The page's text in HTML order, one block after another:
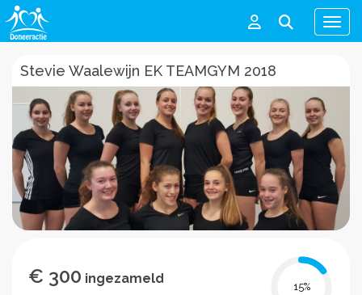
Menu
Stevie Waalewijn EK TEAMGYM 2018
€ 300 ingezameld
15%